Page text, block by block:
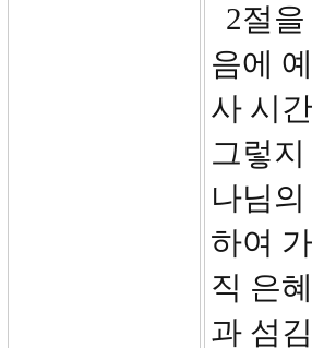
2절
음에
사 시
그렇
나님
하여
직 은
과 섬